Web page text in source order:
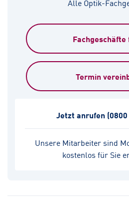
Alle Optik-
Fachgeschäfte
Termin
Unsere Mitarbeiter sind
kostenlos für Sie
Jetzt anrufen